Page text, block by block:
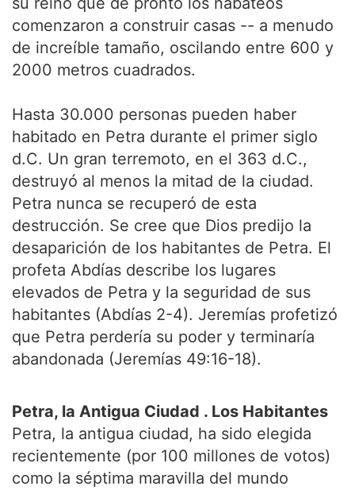
comenzaron a construir casas -- a menudo
de increíble tamaño, oscilando entre 600 y
2000 metros cuadrados.
Hasta 30.000 personas pueden haber
habitado en Petra durante el primer siglo
d.C. Un gran terremoto, en el 363 d.C.,
destruyó al menos la mitad de la ciudad.
Petra nunca se recuperó de esta
destrucción. Se cree que Dios predijo la
desaparición de los habitantes de Petra. El
profeta Abdías describe los lugares
elevados de Petra y la seguridad de sus
habitantes (Abdías 2-4). Jeremías profetizó
que Petra perdería su poder y terminaría
abandonada (Jeremías 49:16-18).
Petra, la Antigua Ciudad . Los Habitantes
Petra, la antigua ciudad, ha sido elegida
recientemente (por 100 millones de votos)
como la séptima maravilla del mundo